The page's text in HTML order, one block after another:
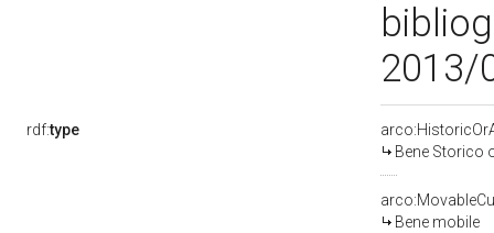
rdf:type
Bene Storico
Bene mobile